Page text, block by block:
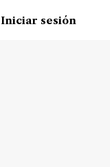
Iniciar sesión